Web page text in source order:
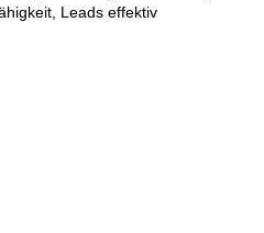
Leads effektiv